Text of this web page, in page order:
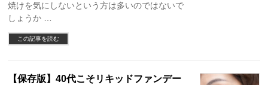
焼けを気にしないという方は多いのではないで
しょうか …
この記事を読む
【保存版】40代こそリキッドファンデー